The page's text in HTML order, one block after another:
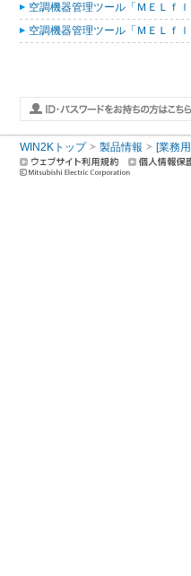
空調機器管理ツール「ＭＥＬｆ
空調機器管理ツール「ＭＥＬｆ
WIN2Kトップ 製品情報 [業務